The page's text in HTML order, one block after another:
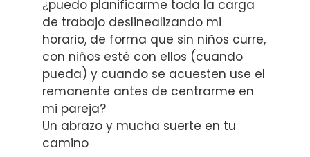
¿puedo planificarme toda la carga
de trabajo deslinealizando mi
horario, de forma que sin niños curre,
con niños esté con ellos (cuando
pueda) y cuando se acuesten use el
remanente antes de centrarme en
mi pareja?
Un abrazo y mucha suerte en tu
camino